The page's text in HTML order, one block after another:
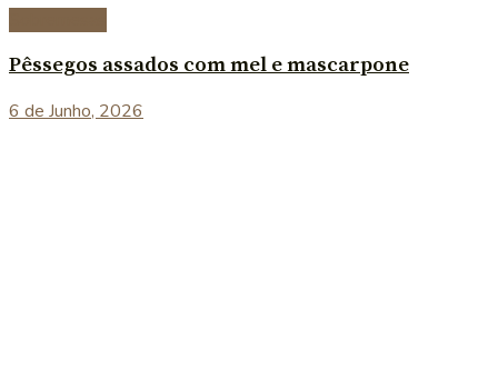
Pêssegos assados com mel e mascarpone
6 de Junho, 2026